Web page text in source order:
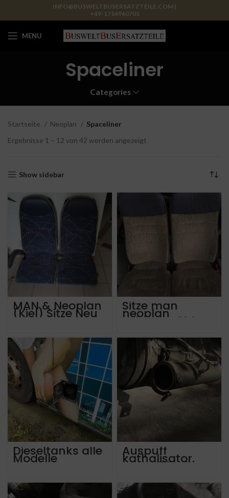
INFO@BUSWELTBUSERSATZTEILE.COM |
+49-1714960701
MENU
Spaceliner
Categories
Startseite Neoplan
Spaceliner
Ergebnisse 1 – 12 von 42 werden angezeigt
Show sidebar
MAN & Neoplan
(Kiel) Sitze Neu Sitze man
neoplan
Reisebestühlun
Dieseltanks alle
Modelle
Mercedes Setra
Iveco
Auspuff
kathalisator.
Man a78. Bj
man neoplan bj
2005 bis 2018